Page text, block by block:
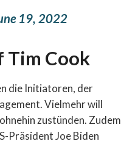
19, 2022
Tim Cook
die Initiatoren, der
Vielmehr will
zustünden. Zudem
Präsident Joe Biden